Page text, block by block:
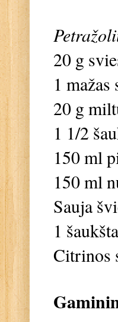
20 g
1 mažas
20 g
1 1/2
150 ml
150 ml
Sauja
1
Citrinos